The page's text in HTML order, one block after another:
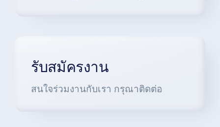
รับสมัครงาน
สนใจร่วมงานกับเรา กรุณาติดต่อ